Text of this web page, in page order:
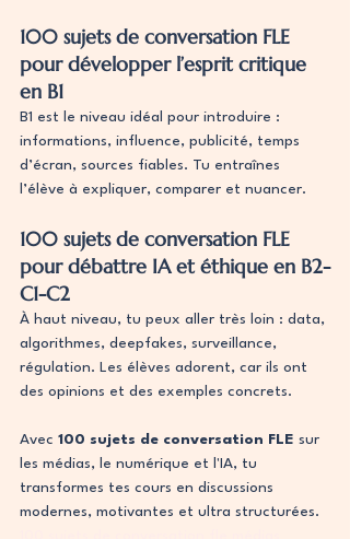
100 sujets de conversation FLE
pour développer l’esprit critique
en B1
B1 est le niveau idéal pour introduire :
informations, influence, publicité, temps
d’écran, sources fiables. Tu entraînes
l’élève à expliquer, comparer et nuancer.
100 sujets de conversation FLE
pour débattre IA et éthique en B2-
C1-C2
À haut niveau, tu peux aller très loin : data,
algorithmes, deepfakes, surveillance,
régulation. Les élèves adorent, car ils ont
des opinions et des exemples concrets.
Avec 100 sujets de conversation FLE sur
les médias, le numérique et l'IA, tu
transformes tes cours en discussions
modernes, motivantes et ultra structurées.